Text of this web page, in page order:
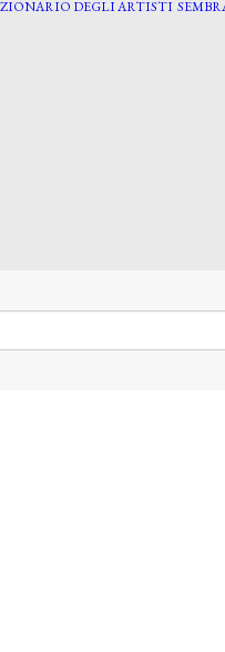
DEGLI ARTISTI